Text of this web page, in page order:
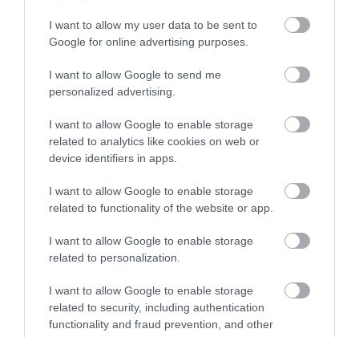
I want to allow my user data to be sent to
Google for online advertising purposes.
I want to allow Google to send me
personalized advertising.
I want to allow Google to enable storage
related to analytics like cookies on web or
device identifiers in apps.
I want to allow Google to enable storage
related to functionality of the website or app.
I want to allow Google to enable storage
related to personalization.
I want to allow Google to enable storage
related to security, including authentication
functionality and fraud prevention, and other
διανομής απηύθυνε έκκληση στους
διοργανωτές ακόμη και τον Δεκέμβριο για τη
συνέχιση της έκθεσης, η οποία
επιχειρήσεις, ωστόσο οι συνθήκες της
πανδημίας δεν επέτρεψαν στην
Spielwarenmesse eG να προχωρήσει σε δια
ζώσης διοργάνωση και για τον λόγο αυτό
επέλεξε τη λύση της διαδικτυακής έκθεσης.
Κάθε ενδιαφερόμενος μπορεί για
πληροφορίες σχετικά με την έκθεση